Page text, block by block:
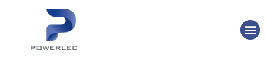
navigation